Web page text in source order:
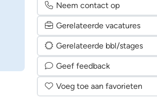
Neem contact op
Gerelateerde vacatures
Gerelateerde bbl/stages
Geef feedback
Voeg toe aan favorieten